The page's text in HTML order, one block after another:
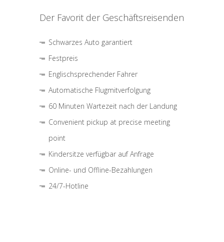
Der Favorit der Geschäftsreisenden
Schwarzes Auto garantiert
Festpreis
Englischsprechender Fahrer
Automatische Flugmitverfolgung
60 Minuten Wartezeit nach der Landung
Convenient pickup at precise meeting
point
Kindersitze verfügbar auf Anfrage
Online- und Offline-Bezahlungen
24/7-Hotline